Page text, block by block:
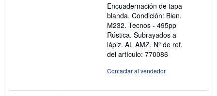
Encuadernación de tapa
blanda. Condición: Bien.
M232. Tecnos - 495pp
Rústica. Subrayados a
lápiz. AL AMZ. Nº de ref.
del artículo: 770086
Contactar al vendedor